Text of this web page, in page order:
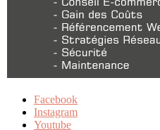
Facebook
Instagram
Youtube